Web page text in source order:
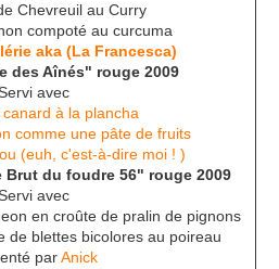
Chevreuil au Curry
compoté au curcuma
aka (La Francesca)
des Aînés" rouge 2009
avec
à la plancha
comme une pâte de fruits
(euh, c'est-à-dire moi ! )
Brut du foudre 56" rouge 2009
avec
en croûte de pralin de pignons
de blettes bicolores au poireau
parAnick